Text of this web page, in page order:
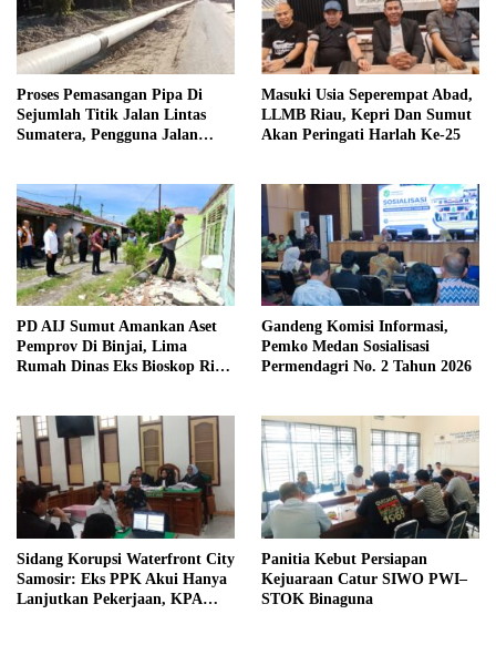
Proses Pemasangan Pipa Di
Sejumlah Titik Jalan Lintas
Sumatera, Pengguna Jalan
Masuki Usia Seperempat Abad,
LLMB Riau, Kepri Dan Sumut
Akan Peringati Harlah Ke-25
PD AIJ Sumut Amankan Aset
Pemprov Di Binjai, Lima
Rumah Dinas Eks Bioskop Ria
Gandeng Komisi Informasi,
Pemko Medan Sosialisasi
Permendagri No. 2 Tahun 2026
Sidang Korupsi Waterfront City
Samosir: Eks PPK Akui Hanya
Lanjutkan Pekerjaan, KPA
Panitia Kebut Persiapan
Kejuaraan Catur SIWO PWI–
STOK Binaguna